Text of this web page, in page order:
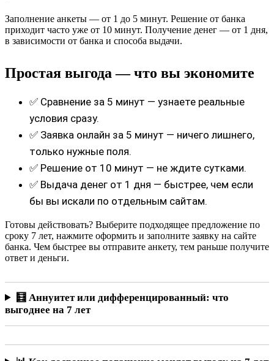
Заполнение анкеты — от 1 до 5 минут. Решение от банка
приходит часто уже от 10 минут. Получение денег — от 1 дня,
в зависимости от банка и способа выдачи.
Простая выгода — что вы экономите
✅ Сравнение за 5 минут — узнаете реальные
условия сразу.
✅ Заявка онлайн за 5 минут — ничего лишнего,
только нужные поля.
✅ Решение от 10 минут — не ждите сутками.
✅ Выдача денег от 1 дня — быстрее, чем если
бы вы искали по отдельным сайтам.
Готовы действовать? Выберите подходящее предложение по
сроку 7 лет, нажмите оформить и заполните заявку на сайте
банка. Чем быстрее вы отправите анкету, тем раньше получите
ответ и деньги.
🧮 Аннуитет или дифференцированный: что
выгоднее на 7 лет